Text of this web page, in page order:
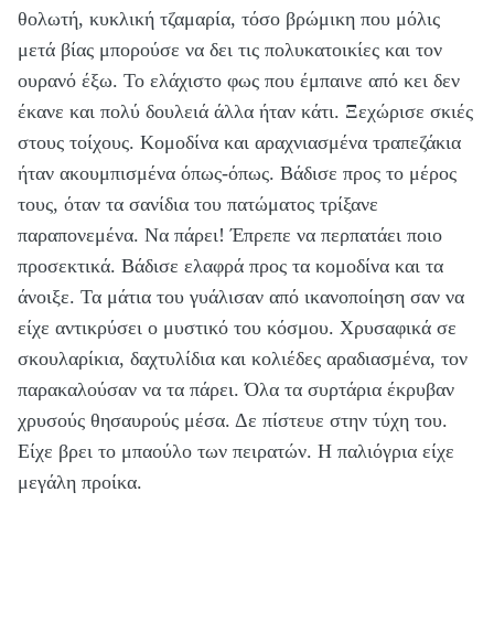
θολωτή, κυκλική τζαμαρία, τόσο βρώμικη που μόλις
μετά βίας μπορούσε να δει τις πολυκατοικίες και τον
ουρανό έξω. Το ελάχιστο φως που έμπαινε από κει δεν
έκανε και πολύ δουλειά άλλα ήταν κάτι. Ξεχώρισε σκιές
στους τοίχους. Κομοδίνα και αραχνιασμένα τραπεζάκια
ήταν ακουμπισμένα όπως-όπως. Βάδισε προς το μέρος
τους, όταν τα σανίδια του πατώματος τρίξανε
παραπονεμένα. Να πάρει! Έπρεπε να περπατάει ποιο
προσεκτικά. Βάδισε ελαφρά προς τα κομοδίνα και τα
άνοιξε. Τα μάτια του γυάλισαν από ικανοποίηση σαν να
είχε αντικρύσει ο μυστικό του κόσμου. Χρυσαφικά σε
σκουλαρίκια, δαχτυλίδια και κολιέδες αραδιασμένα, τον
παρακαλούσαν να τα πάρει. Όλα τα συρτάρια έκρυβαν
χρυσούς θησαυρούς μέσα. Δε πίστευε στην τύχη του.
Είχε βρει το μπαούλο των πειρατών. Η παλιόγρια είχε
μεγάλη προίκα.